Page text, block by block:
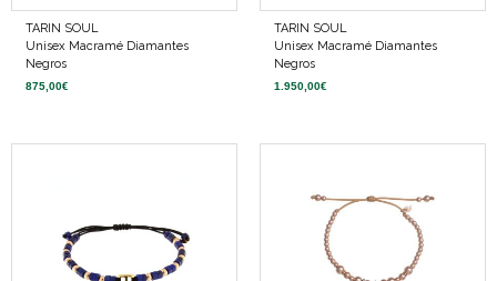
TARIN SOUL
Unisex Macramé Diamantes
Negros
875,00€
TARIN SOUL
Unisex Macramé Diamantes
Negros
1.950,00€